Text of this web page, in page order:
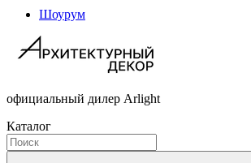
Шоурум
официальный дилер Arlight
Каталог